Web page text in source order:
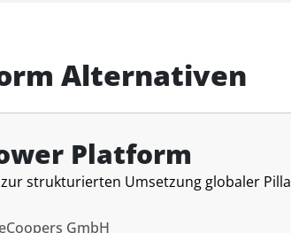
Alternativen
Platform
strukturierten Umsetzung globaler
GmbH